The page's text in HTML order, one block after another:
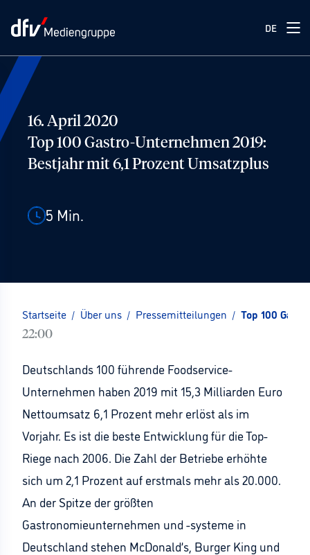
DE
16. April 2020
Top 100 Gastro-Unternehmen 2019:
Bestjahr mit 6,1 Prozent Umsatzplus
5 Min.
Startseite / Über uns / Pressemitteilungen / Top 100
22:00
Deutschlands 100 führende Foodservice-
Unternehmen haben 2019 mit 15,3 Milliarden Euro
Nettoumsatz 6,1 Prozent mehr erlöst als im
Vorjahr. Es ist die beste Entwicklung für die Top-
Riege nach 2006. Die Zahl der Betriebe erhöhte
sich um 2,1 Prozent auf erstmals mehr als 20.000.
An der Spitze der größten
Gastronomieunternehmen und -systeme in
Deutschland stehen McDonald’s, Burger King und